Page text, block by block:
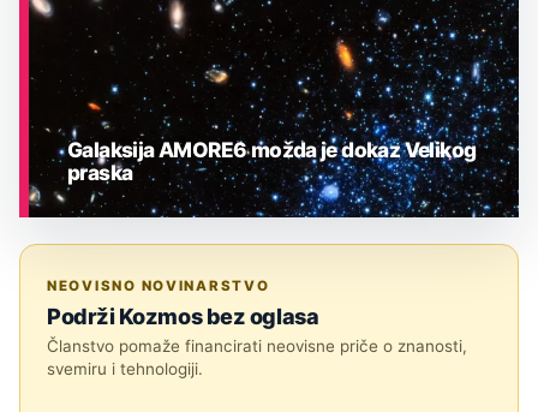
Galaksija AMORE6 možda je dokaz Velikog
praska
NEOVISNO NOVINARSTVO
Podrži Kozmos bez oglasa
Članstvo pomaže financirati neovisne priče o znanosti,
svemiru i tehnologiji.